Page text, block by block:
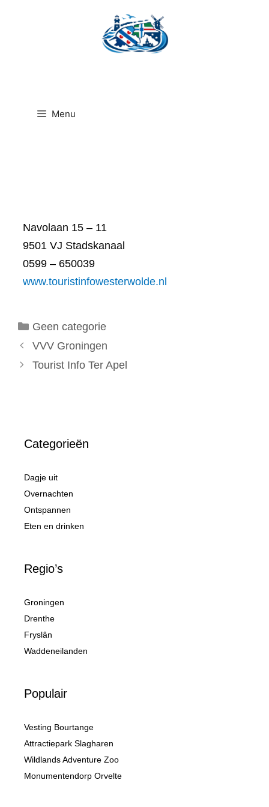
Menu
Navolaan 15 – 11
9501 VJ Stadskanaal
0599 – 650039
www.touristinfowesterwolde.nl
Categorieën
Geen categorie
VVV Groningen
Tourist Info Ter Apel
Categorieën
Dagje uit
Overnachten
Ontspannen
Eten en drinken
Regio’s
Groningen
Drenthe
Fryslân
Waddeneilanden
Populair
Vesting Bourtange
Attractiepark Slagharen
Wildlands Adventure Zoo
Monumentendorp Orvelte